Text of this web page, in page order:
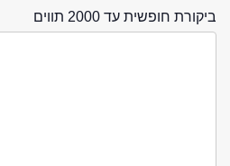
ביקורת חופשית עד 2000 תווים